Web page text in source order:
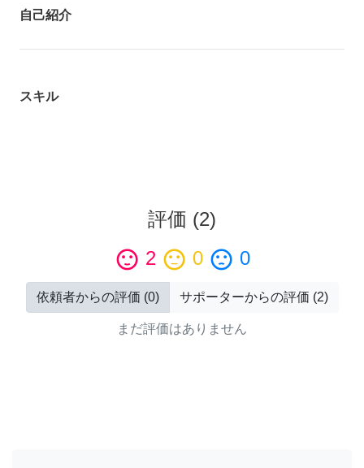
自己紹介
スキル
評価 (2)
sentiment_satisfied 2 sentiment_neutral 0 sentiment_dissatisfied 0
依頼者からの評価 (0) サポーターからの評価 (2)
まだ評価はありません